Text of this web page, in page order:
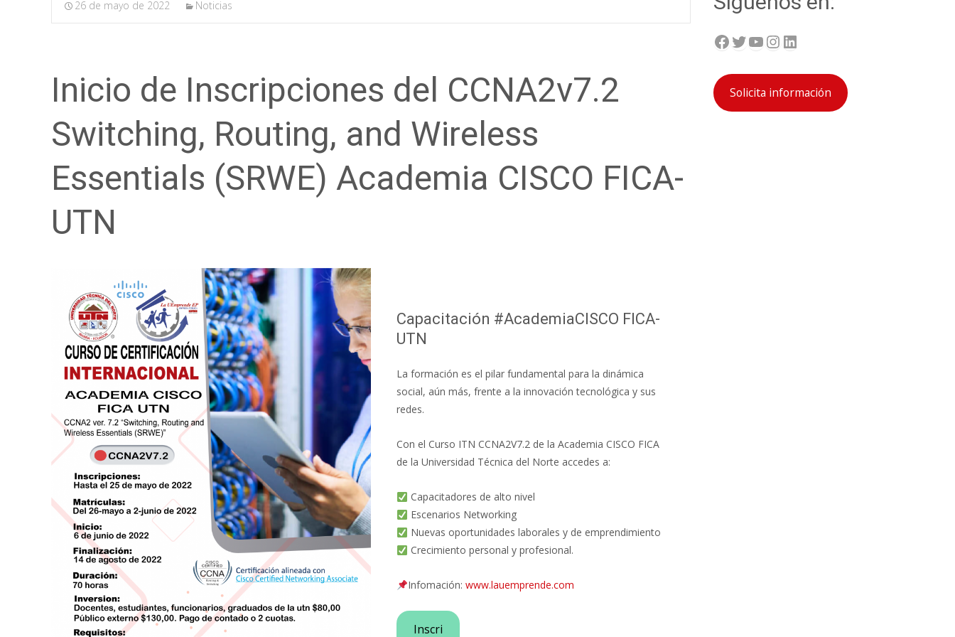
26 de mayo de 2022 Noticias
Inicio de Inscripciones del CCNA2v7.2
Switching, Routing, and Wireless
Essentials (SRWE) Academia CISCO FICA-
UTN
Capacitación #AcademiaCISCO FICA-
UTN
La formación es el pilar fundamental para la dinámica
social, aún más, frente a la innovación tecnológica y sus
redes.
Con el Curso ITN CCNA2V7.2 de la Academia CISCO FICA
de la Universidad Técnica del Norte accedes a:
Capacitadores de alto nivel
Escenarios Networking
Nuevas oportunidades laborales y de emprendimiento
Crecimiento personal y profesional.
Infomación: www.lauemprende.com
Inscri
Facebook Twitter YouTube InstagramLinkedIn
Solicita información